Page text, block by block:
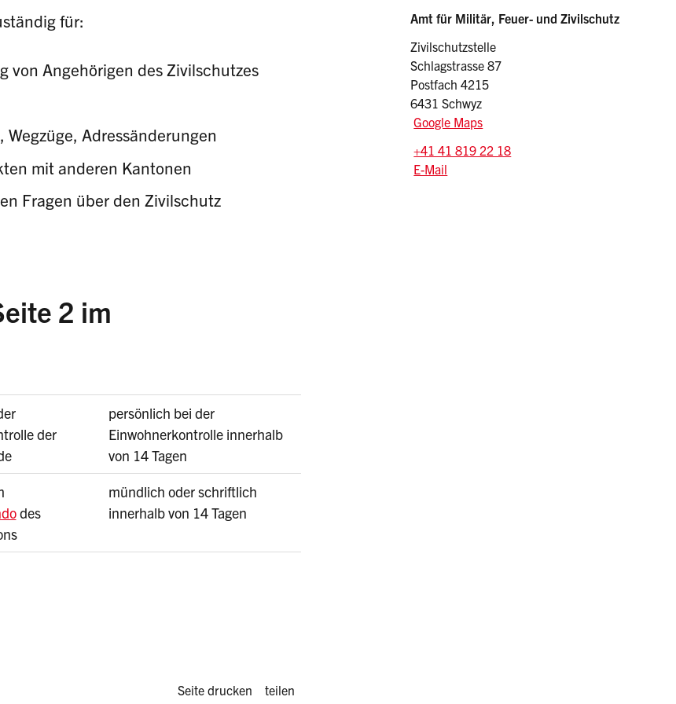
für:
von Angehörigen des Zivilschutzes
Adressänderungen
mit anderen Kantonen
Fragen über den Zivilschutz
2 im
der
persönlich bei der
Einwohnerkontrolle innerhalb
von 14 Tagen
des
mündlich oder schriftlich
innerhalb von 14 Tagen
Sidebar
Adresse
Amt für Militär, Feuer- und Zivilschutz
Zivilschutzstelle
Schlagstrasse 87
Postfach 4215
6431 Schwyz
Google Maps
Tel.:
+41 41 819 22 18
E-Mail: zivilschutz
E-Mail
Diese Seite drucken oder teilen:
Seite drucken teilen